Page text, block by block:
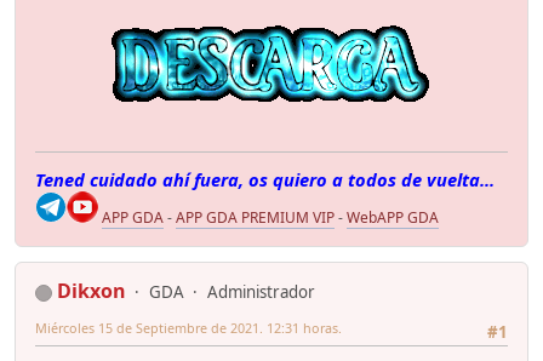
Tened cuidado ahí fuera, os quiero a todos de vuelta...
APP GDA-APP GDA PREMIUM VIP-WebAPP GDA
Dikxon GDA
Administrador
#1
Miércoles 15 de Septiembre de 2021. 12:31 horas.